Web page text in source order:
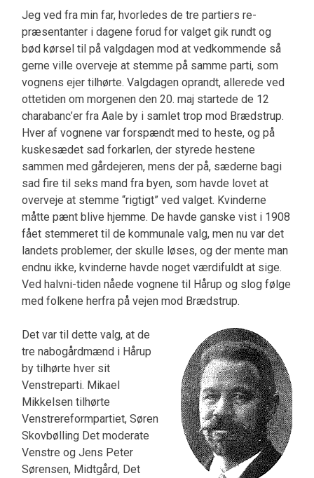
Jeg ved fra min far, hvorledes de tre partiers re­
præsentanter i dagene forud for valget gik rundt og
bød kørsel til på valgdagen mod at vedkommen­de så
gerne ville overveje at stemme på samme par­ti, som
vognens ejer tilhørte. Valgdagen oprandt, allerede ved
ottetiden om morgenen den 20. maj startede de 12
charabanc’er fra Aale by i samlet trop mod Brædstrup.
Hver af vognene var for­spændt med to heste, og på
kuskesædet sad for­karlen, der styrede hestene
sammen med gårdeje­ren, mens der på, sæderne bagi
sad fire til seks mand fra byen, som havde lovet at
overveje at stemme “rigtigt” ved valget. Kvinderne
måtte pænt blive hjemme. De havde ganske vist i 1908
få­et stemmeret til de kommunale valg, men nu var det
landets problemer, der skulle løses, og der mente man
endnu ikke, kvinderne havde noget værdifuldt at sige.
Ved halvni-tiden nåede vognene til Hårup og slog følge
med folkene herfra på vejen mod Brædstrup.
Det var til dette valg, at de
tre nabogårdmænd i Hårup
by tilhørte hver sit
Venstreparti. Mikael
Mikkelsen tilhørte
Venstrereformpartiet, Søren
Skovbølling Det moderate
Venstre og Jens Peter
Sørensen, Midtgård, Det